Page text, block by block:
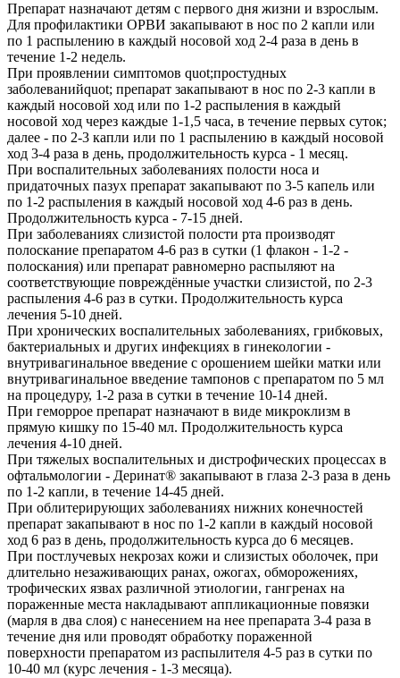
Препарат назначают детям с первого дня жизни и взрослым.
Для профилактики ОРВИ закапывают в нос по 2 капли или
по 1 распылению в каждый носовой ход 2-4 раза в день в
течение 1-2 недель.
При проявлении симптомов quot;простудных
заболеванийquot; препарат закапывают в нос по 2-3 капли в
каждый носовой ход или по 1-2 распыления в каждый
носовой ход через каждые 1-1,5 часа, в течение первых суток;
далее - по 2-3 капли или по 1 распылению в каждый носовой
ход 3-4 раза в день, продолжительность курса - 1 месяц.
При воспалительных заболеваниях полости носа и
придаточных пазух препарат закапывают по 3-5 капель или
по 1-2 распыления в каждый носовой ход 4-6 раз в день.
Продолжительность курса - 7-15 дней.
При заболеваниях слизистой полости рта производят
полоскание препаратом 4-6 раз в сутки (1 флакон - 1-2 -
полоскания) или препарат равномерно распыляют на
соответствующие повреждённые участки слизистой, по 2-3
распыления 4-6 раз в сутки. Продолжительность курса
лечения 5-10 дней.
При хронических воспалительных заболеваниях, грибковых,
бактериальных и других инфекциях в гинекологии -
внутривагинальное введение с орошением шейки матки или
внутривагинальное введение тампонов с препаратом по 5 мл
на процедуру, 1-2 раза в сутки в течение 10-14 дней.
При геморрое препарат назначают в виде микроклизм в
прямую кишку по 15-40 мл. Продолжительность курса
лечения 4-10 дней.
При тяжелых воспалительных и дистрофических процессах в
офтальмологии - Деринат® закапывают в глаза 2-3 раза в день
по 1-2 капли, в течение 14-45 дней.
При облитерирующих заболеваниях нижних конечностей
препарат закапывают в нос по 1-2 капли в каждый носовой
ход 6 раз в день, продолжительность курса до 6 месяцев.
При постлучевых некрозах кожи и слизистых оболочек, при
длительно незаживающих ранах, ожогах, обморожениях,
трофических язвах различной этиологии, гангренах на
пораженные места накладывают аппликационные повязки
(марля в два слоя) с нанесением на нее препарата 3-4 раза в
течение дня или проводят обработку пораженной
поверхности препаратом из распылителя 4-5 раз в сутки по
10-40 мл (курс лечения - 1-3 месяца).